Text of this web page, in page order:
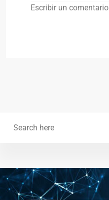
Escribir un comentario